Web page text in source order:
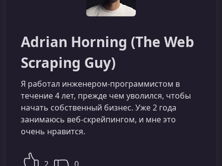
Adrian Horning (The Web
Scraping Guy)
Я работал инженером-программистом в
течение 4 лет, прежде чем уволился, чтобы
начать собственный бизнес. Уже 2 года
занимаюсь веб-скрейпингом, и мне это
очень нравится.